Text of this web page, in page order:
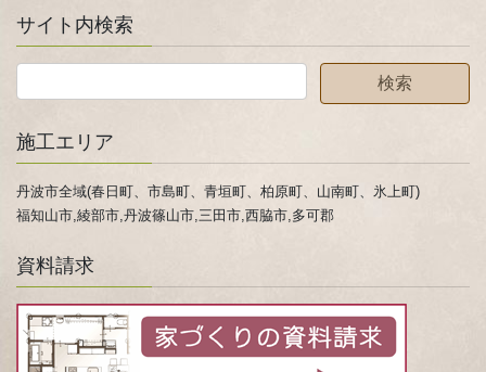
サイト内検索
施工エリア
丹波市全域(春日町、市島町、青垣町、柏原町、山南町、氷上町)
福知山市,綾部市,丹波篠山市,三田市,西脇市,多可郡
資料請求